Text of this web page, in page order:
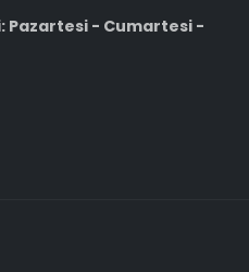
Pazartesi - Cumartesi -